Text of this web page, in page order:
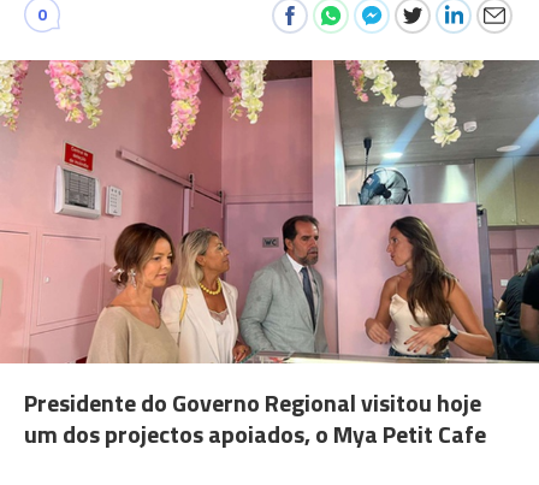
0
Presidente do Governo Regional visitou hoje
um dos projectos apoiados, o Mya Petit Cafe